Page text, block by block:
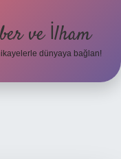
ve İlham
dünyaya bağlan!